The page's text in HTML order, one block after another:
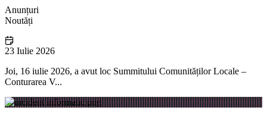
Anunțuri
Noutăți
23 Iulie 2026
Joi, 16 iulie 2026, a avut loc Summitului Comunităților Locale –
Conturarea V...